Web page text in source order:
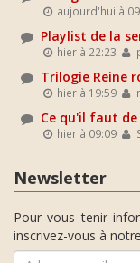
aujourd'hui à
Playlist de la
hier à 22:23
Trilogie Reine
hier à 19:59
Ce qu'il faut de
hier à 09:09
Newsletter
Pour vous tenir
inscrivez-vous à